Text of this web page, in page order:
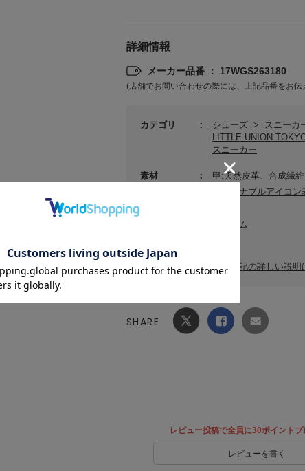
詳細情報
メーカー品番 ： 17WGS263180
(店舗でお問い合わせの際には、上記品番をお伝
カテゴリ シューズ >
スニーカ
LITTLE UNION
スニーカー
素材
甲:天然皮革、合成繊
サステナブルアイコ
ベトナム
洗濯表記
洗濯表記の詳しい説明
SHARE
レビュー投稿で全員に30ポイントプ
レビューを書く